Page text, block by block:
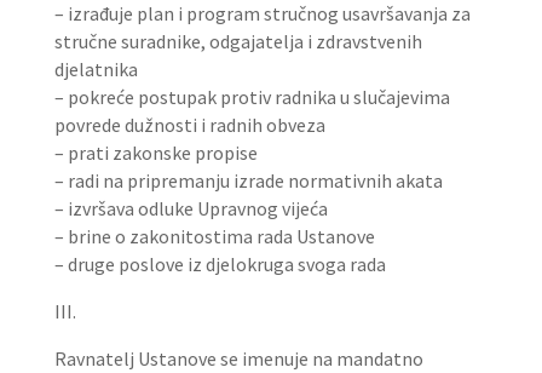
– izrađuje plan i program stručnog usavršavanja za
stručne suradnike, odgajatelja i zdravstvenih
djelatnika
– pokreće postupak protiv radnika u slučajevima
povrede dužnosti i radnih obveza
– prati zakonske propise
– radi na pripremanju izrade normativnih akata
– izvršava odluke Upravnog vijeća
– brine o zakonitostima rada Ustanove
– druge poslove iz djelokruga svoga rada
III.
Ravnatelj Ustanove se imenuje na mandatno